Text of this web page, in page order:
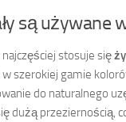
są używane
stosuje się
szerokiej gamie
do naturalnego
dużą przeziernością,